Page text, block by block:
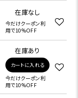
在庫なし
今だけクーポン利
用で10%OFF
在庫あり
カートに入れる
今だけクーポン利
用で10%OFF